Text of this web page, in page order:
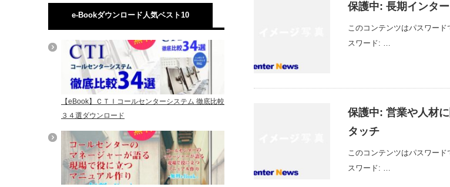
保護中: 長期インタ
このコンテンツはパスワー
スワード: …
保護中: 営業や人材
タッチ
このコンテンツはパスワー
スワード: …
e-Bookダウンロード人気ベスト10
【eBook】ＣＴＩコールセンターシステム 徹底比較
３４選ダウンロード